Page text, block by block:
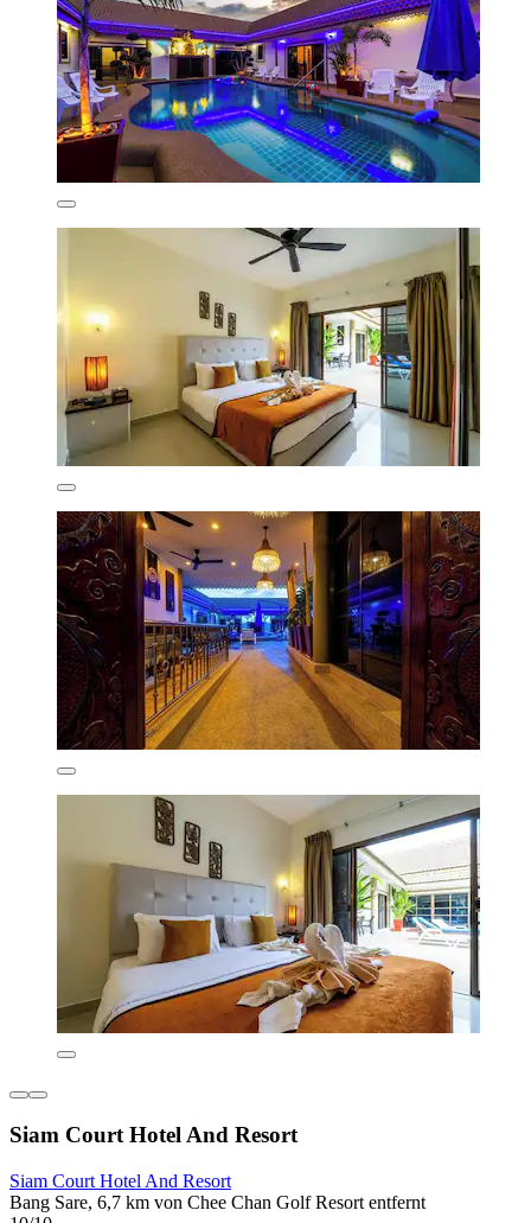
Siam Court Hotel And Resort
Siam Court Hotel And Resort
Bang Sare, 6,7 km von Chee Chan Golf Resort entfernt